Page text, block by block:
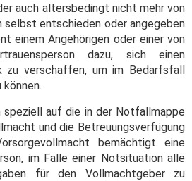
auch altersbedingt nicht mehr von
entschieden oder angegeben
einem Angehörigen oder einer von
dazu, sich einen
zu verschaffen, um im Bedarfsfall
speziell auf die in der Notfallmappe
und die Betreuungsverfügung
bemächtigt eine
im Falle einer Notsituation alle
für den Vollmachtgeber zu